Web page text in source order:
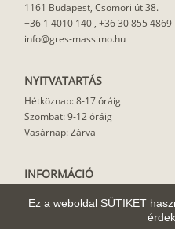
Ez a weboldal SÜTIKET
1161 Budapest, Csömöri út 38.
+36 1 4010 140 , +36 30 855 4869
info@gres-massimo.hu
NYITVATARTÁS
Hétköznap: 8-17 óráig
Szombat: 9-12 óráig
Vasárnap: Zárva
INFORMÁCIÓ
Felhasználási javaslat